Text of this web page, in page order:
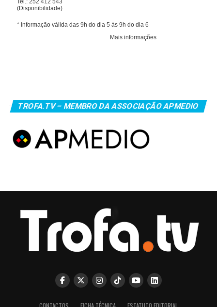
TROFA.TV – MEMBRO DA ASSOCIAÇÃO APMEDIO